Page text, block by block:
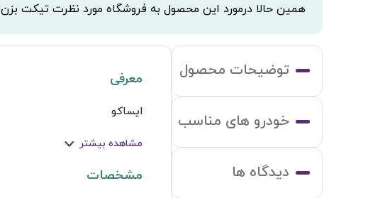
همین حالا درمورد این محصول به فروشگاه مورد نظرت تیکت بزن
توضیحات محصول
خودرو های مناسب
دیدگاه ها
معرفی
ایساکو
مشاهده بیشتر
مشخصات